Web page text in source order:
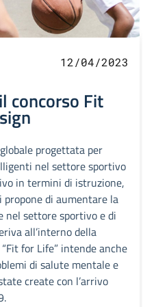
12/04/2023
concorso Fit
progettata per
nel settore sportivo
in termini di istruzione,
propone di aumentare la
nel settore sportivo e di
all’interno della
for Life” intende anche
di salute mentale e
create con l’arrivo